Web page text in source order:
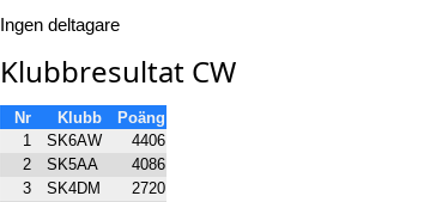
Ingen deltagare
Klubbresultat CW
Nr Klubb
Poäng
1
SK6AW
4406
2
SK5AA
4086
3
SK4DM
2720